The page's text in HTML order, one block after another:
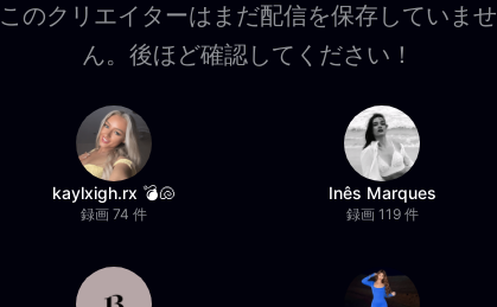
このクリエイターはまだ配信を保存していませ
ん。後ほど確認してください！
kaylxigh.rx 💣🐚
録画 74 件
Inês Marques
録画 119 件